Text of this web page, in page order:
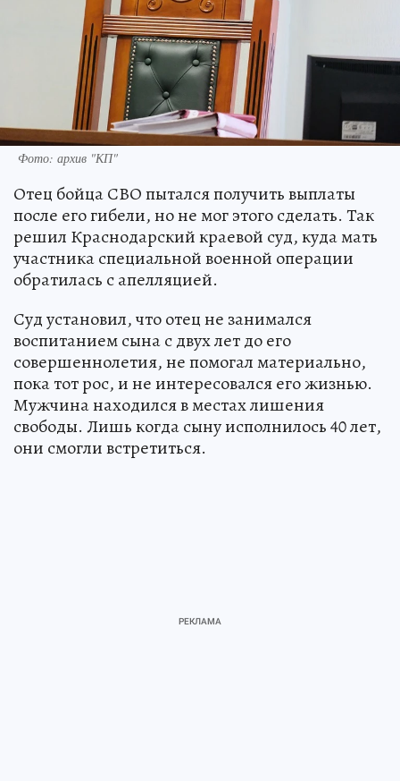
Фото: архив "КП"
Отец бойца СВО пытался получить выплаты
после его гибели, но не мог этого сделать. Так
решил Краснодарский краевой суд, куда мать
участника специальной военной операции
обратилась с апелляцией.
Суд установил, что отец не занимался
воспитанием сына с двух лет до его
совершеннолетия, не помогал материально,
пока тот рос, и не интересовался его жизнью.
Мужчина находился в местах лишения
свободы. Лишь когда сыну исполнилось 40 лет,
они смогли встретиться.